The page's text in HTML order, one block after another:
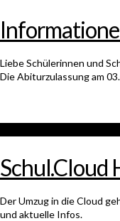
Liebe Schülerinnen und
Die Abiturzulassung am
Schul.Cloud
Der Umzug in die Cloud
und aktuelle Infos.